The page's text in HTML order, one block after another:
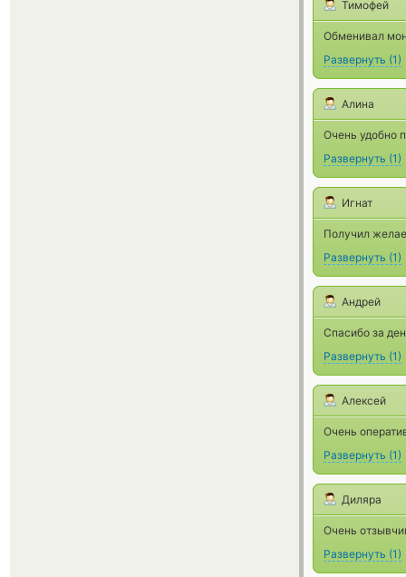
Тимофей
Обменивал
Развернуть (1)
Алина
Очень удобно
Развернуть (1)
Игнат
Получил
Развернуть (1)
Андрей
Спасибо за
Развернуть (1)
Алексей
Очень
Развернуть (1)
Диляра
Очень
Развернуть (1)